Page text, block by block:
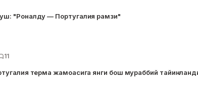
"Роналду — Португалия рамзи"
11
терма жамоасига янги бош мураббий